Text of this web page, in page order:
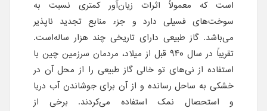
است که معمولاً اثرات زیان‌آور کمتری نسبت به
سوخت‌های فسیلی دارد و جزء منابع تجدید ناپذیر
می‌باشد. گاز طبیعی دارای تاریخی چند هزار ساله‌است.
تقریباً در سال ۹۴۰ قبل از میلاد، مردمان سرزمین چین با
استفاده از نی‌های تو خالی گاز طبیعی را از محل آن در
خشکی به ساحل رسانده و از آن برای جوشاندن آب دریا
و استحصال نمک استفاده می‌کردند. برخی از